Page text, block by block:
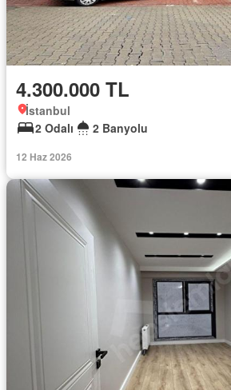
4.300.000 TL
İstanbul
2 Odalı
2 Banyolu
12 Haz 2026